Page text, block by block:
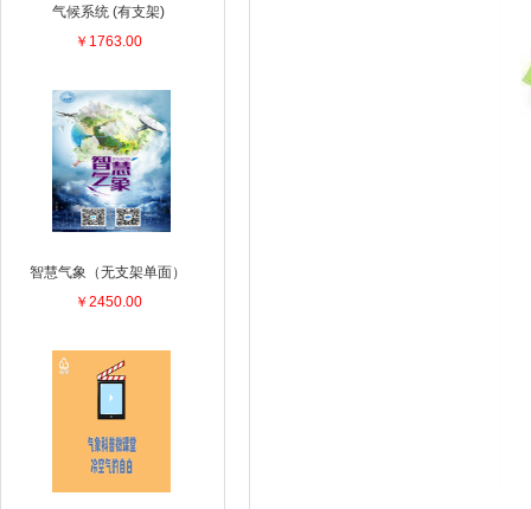
气候系统 (有支架)
￥1763.00
智慧气象（无支架单面）
￥2450.00